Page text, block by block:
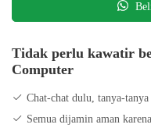
Instagram : https://
utm_medium=copy_link
Tidak perlu kawatir
Computer
Chat-chat dulu, tanya-
Semua dijamin aman